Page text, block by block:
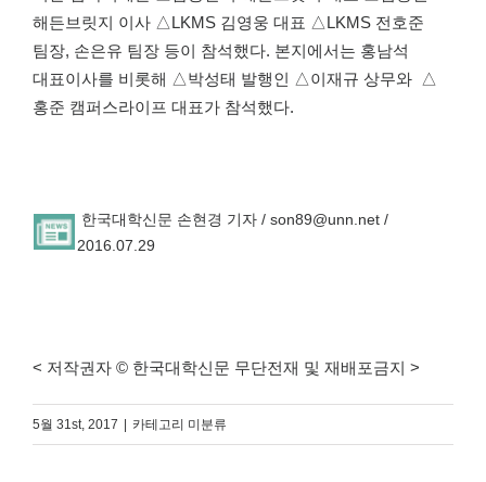
해든브릿지 이사 △LKMS 김영웅 대표 △LKMS 전호준
팀장, 손은유 팀장 등이 참석했다. 본지에서는 홍남석
대표이사를 비롯해 △박성태 발행인 △이재규 상무와 △
홍준 캠퍼스라이프 대표가 참석했다.
한국대학신문 손현경 기자 / son89@unn.net /
2016.07.29
< 저작권자 © 한국대학신문 무단전재 및 재배포금지 >
5월 31st, 2017 | 카테고리 미분류